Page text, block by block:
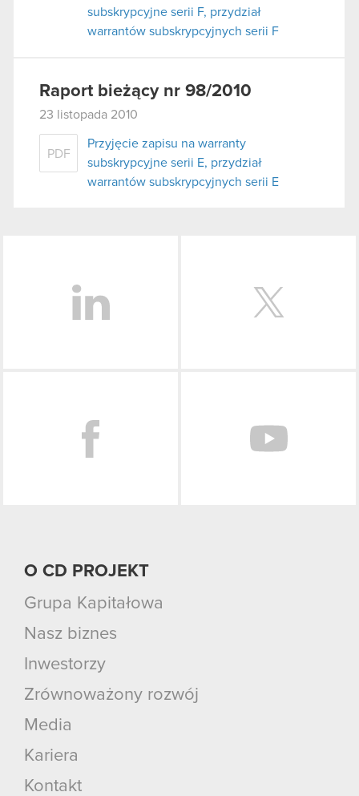
subskrypcyjne serii F, przydział
warrantów subskrypcyjnych serii F
Raport bieżący nr 98/2010
23 listopada 2010
PDF
Przyjęcie zapisu na warranty
subskrypcyjne serii E, przydział
warrantów subskrypcyjnych serii E
O CD PROJEKT
Grupa Kapitałowa
Nasz biznes
Inwestorzy
Zrównoważony rozwój
Media
Kariera
Kontakt